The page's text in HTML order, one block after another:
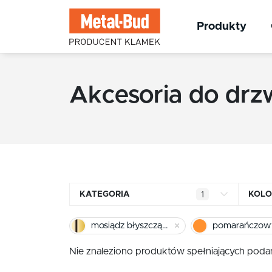
Produkty
Akcesoria do
KATEGORIA 1
Klamki kwadratowe
mosiądz błyszczący
Nie znaleziono produktów spełniających